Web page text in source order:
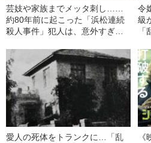
芸妓や家族までメッタ刺し……
約80年前に起こった「浜松連続
殺人事件」犯人は、意外すぎる
令
級
愛人の死体をトランクに…「乱